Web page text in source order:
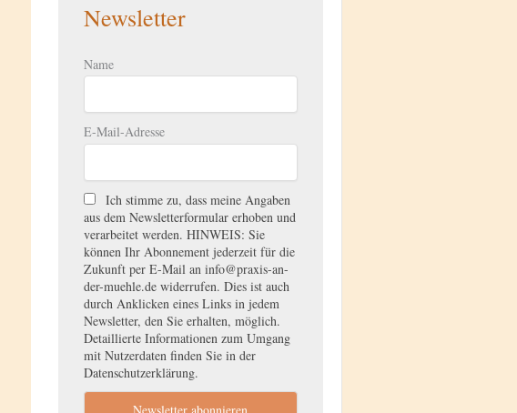
Newsletter
Name
E-Mail-Adresse
Ich stimme zu, dass meine Angaben
aus dem Newsletterformular erhoben und
verarbeitet werden. HINWEIS: Sie
können Ihr Abonnement jederzeit für die
Zukunft per E-Mail an info@praxis-an-
der-muehle.de widerrufen. Dies ist auch
durch Anklicken eines Links in jedem
Newsletter, den Sie erhalten, möglich.
Detaillierte Informationen zum Umgang
mit Nutzerdaten finden Sie in der
Datenschutzerklärung.